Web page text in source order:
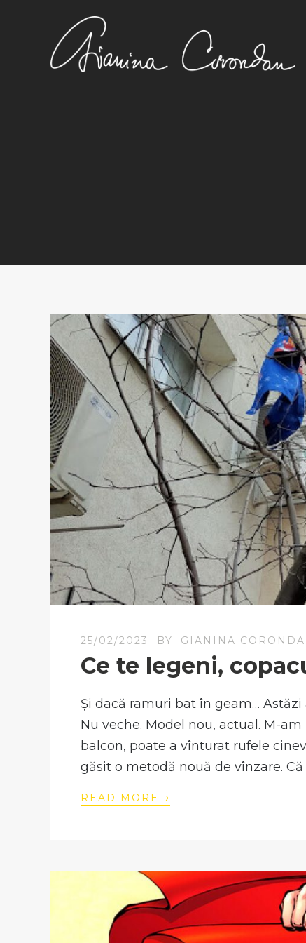
25/02/2023 BY GIANINA
Ce te legeni,
Și dacă ramuri bat în geam…
Nu veche. Model nou, actual. M-
balcon, poate a vînturat rufele
găsit o metodă nouă de vînzare. Că
READ MORE ›